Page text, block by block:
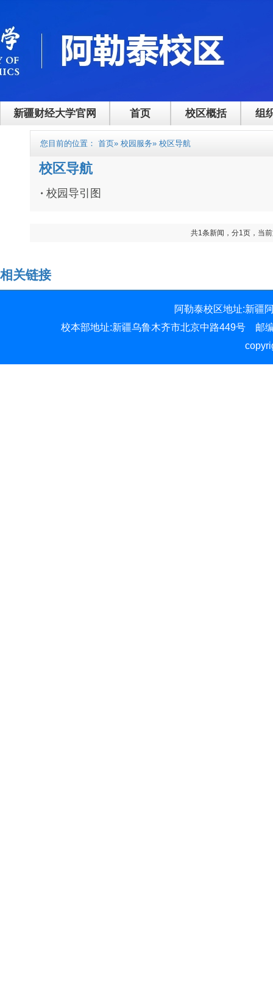
新疆财经大学官网 首页 校区概括 组
您目前的位置： 首页» 校园服务» 校区导航
校区导航
校园导引图
共1条新闻，分1页，当
相关链接
阿勒泰校区地址:新疆
校本部地址:新疆乌鲁木齐市北京中路449号